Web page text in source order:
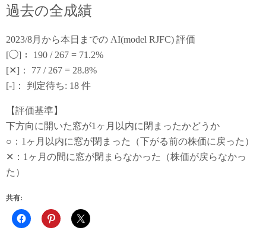
過去の全成績
2023/8月から本日までの AI(model RJFC) 評価
[◯]： 190 / 267 = 71.2%
[✕]： 77 / 267 = 28.8%
[-]： 判定待ち: 18 件
【評価基準】
下方向に開いた窓が1ヶ月以内に閉まったかどうか
○：1ヶ月以内に窓が閉まった（下がる前の株価に戻った）
✕：1ヶ月の間に窓が閉まらなかった（株価が戻らなかっ
た）
共有: